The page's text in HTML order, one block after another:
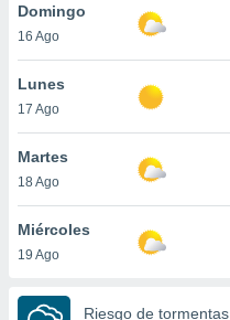
únicos
similares
como
IP
posible
traten tus
en
a lo que
Para
Domingo
16 Ago
Lunes
17 Ago
Martes
18 Ago
Miércoles
19 Ago
Riesgo de tormentas